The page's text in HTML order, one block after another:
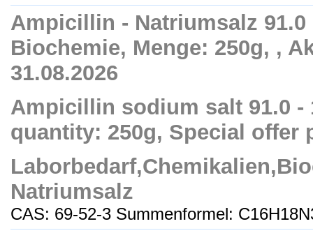
Ampicillin - Natriumsalz 91.0
Biochemie, Menge: 250g, ,
31.08.2026
Ampicillin sodium salt 91.0 -
quantity: 250g, Special offer
Natriumsalz
CAS: 69-52-3 Summenformel: